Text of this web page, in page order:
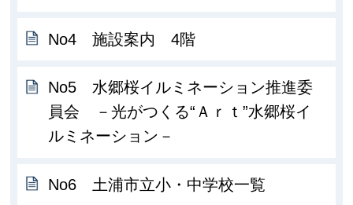
No4 施設案内 4階
No5 水郷桜イルミネーション推進委
員会 －光がつくる“Ａｒｔ”水郷桜イ
ルミネーション－
No6 土浦市立小・中学校一覧